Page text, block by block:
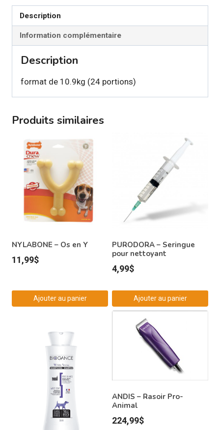
Dinde
pour
chien
Description
Information complémentaire
Description
format de 10.9kg (24 portions)
Produits similaires
NYLABONE – Os en Y
11,99$
Ajouter au panier
PURODORA – Seringue
pour nettoyant
4,99$
Ajouter au panier
ANDIS – Rasoir Pro-
Animal
224,99$